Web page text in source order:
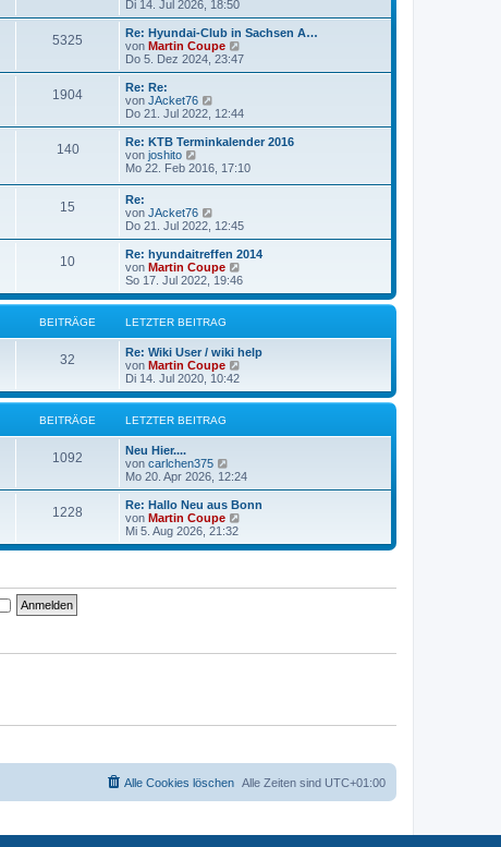
e
i
t
r
a
g
e
u
e
s
e
B
e
i
r
g
Di 14. Jul 2026, 18:50
5325
Re: Hyundai-Club in Sachsen A…
von Martin Coupe
e
u
t
B
e
i
t
g
Do 5. Dez 2024, 23:47
1904
Re: Re:
von JAcket76
e
u
e
t
e
r
i
t
r
a
g
Do 21. Jul 2022, 12:44
140
Re: KTB Terminkalender 2016
von joshito
e
s
t
e
B
e
i
t
r
a
g
Mo 22. Feb 2016, 17:10
15
Re:
von JAcket76
e
u
e
s
t
r
B
e
i
t
r
a
g
Do 21. Jul 2022, 12:45
10
Re: hyundaitreffen 2014
von Martin Coupe
e
u
e
r
i
a
So 17. Jul 2022, 19:46
BEITRÄGE LETZTER BEITRAG
32
Re: Wiki User / wiki help
von Martin Coupe
u
e
e
i
t
g
Di 14. Jul 2020, 10:42
BEITRÄGE LETZTER BEITRAG
1092
Neu Hier....
von carlchen375
e
u
e
s
t
r
i
Mo 20. Apr 2026, 12:24
1228
Re: Hallo Neu aus Bonn
von Martin Coupe
u
Mi 5. Aug 2026, 21:32
Alle Zeiten sind UTC+01:00
Alle Cookies löschen